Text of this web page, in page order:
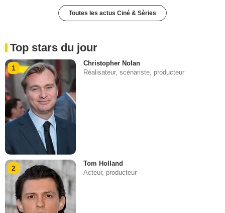
Toutes les actus Ciné & Séries
Top stars du jour
1
Christopher Nolan
Réalisateur, scénariste, producteur
2
Tom Holland
Acteur, producteur